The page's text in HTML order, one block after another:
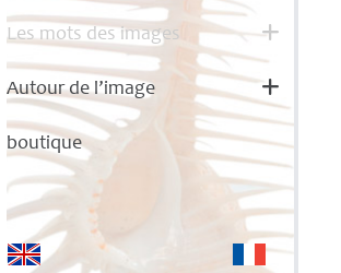
Les mots des images
Autour de l’image
boutique